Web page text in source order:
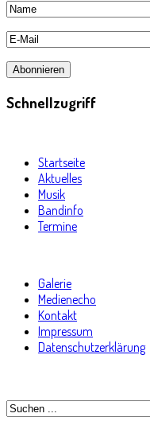
Schnellzugriff
Startseite
Aktuelles
Musik
Bandinfo
Termine
Galerie
Medienecho
Kontakt
Impressum
Datenschutzerklärung